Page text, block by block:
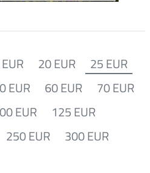
20 EUR
25 EUR
EUR 60 EUR
70 EUR
EUR
125 EUR
250 EUR
300 EUR